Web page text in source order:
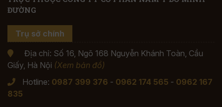
ĐƯỜNG
Trụ sở chính
Địa chỉ: Số 16, Ngõ 168 Nguyễn Khánh Toàn, Cầu
Giấy, Hà Nội (Xem bản đồ)
Hotline: 0987 399 376 - 0962 174 565 - 0962 167
835